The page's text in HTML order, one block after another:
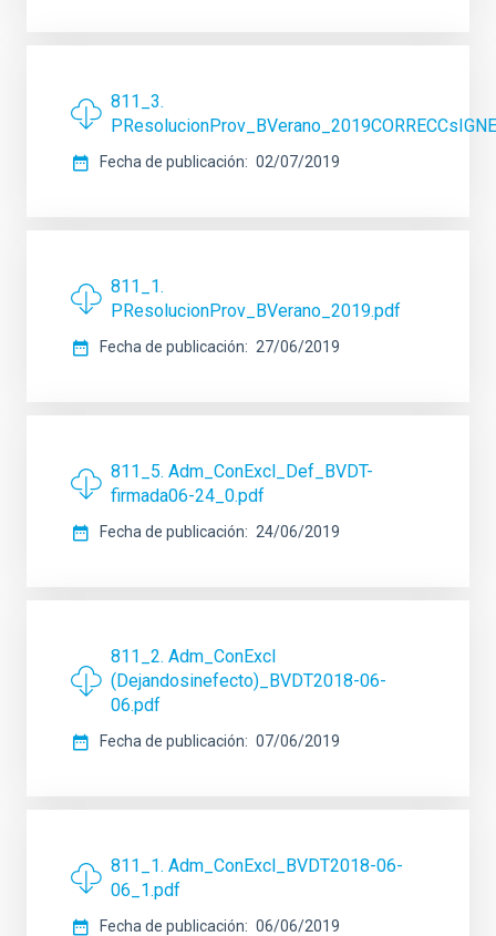
811_3.
Fecha de publicación 02/07/2019
811_1.
PResolucionProv_BVerano_2019.pdf
Fecha de publicación 27/06/2019
811_5. Adm_ConExcl_Def_BVDT-
firmada06-24_0.pdf
Fecha de publicación 24/06/2019
811_2. Adm_ConExcl
(Dejandosinefecto)_BVDT2018-06-
06.pdf
Fecha de publicación 07/06/2019
811_1. Adm_ConExcl_BVDT2018-06-
06_1.pdf
Fecha de publicación 06/06/2019